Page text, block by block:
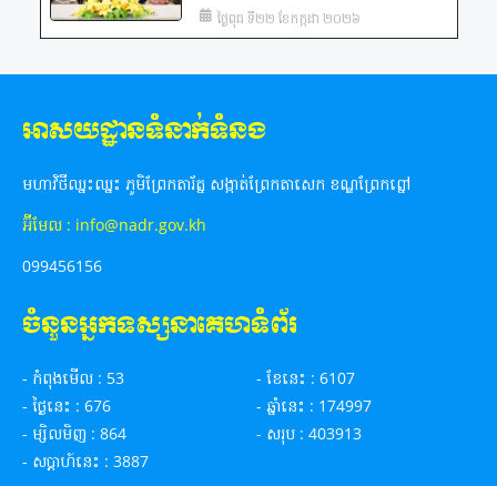
សម្រុះសម្រួលផ្សះផ្សាវិវាទក្រៅប្រព័ន្ធ
តុលាការ ជូនដល់មន្ត្រីរដ្ឋបាលរាជធានីភ្នំពេញ
ថ្ងៃពុធ ទី២២ ខែកក្កដា ២០២៦
អាសយដ្ឋានទំនាក់ទំនង
មហាវិថីឈ្នះឈ្នះ ភូមិព្រែកតារ័ត្ន សង្កាត់ព្រែកតាសេក ខណ្ឌព្រែកព្នៅ
អ៊ីមែល : info@nadr.gov.kh
099456156
ចំនួនអ្នកទស្សនាគេហទំព័រ
- កំពុងមើល : 53
- ថ្ងៃនេះ : 676
- ម្សិលមិញ : 864
- ស​ប្តា​ហ៍​នេះ : 3887
- ខែ​នេះ : 6107
- ឆ្នាំនេះ : 174997
- សរុប : 403913